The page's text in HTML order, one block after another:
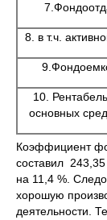
8. в т.ч.
10.
основных
Коэффициент
составил
на 11,4 %.
хорошую
деятельности.